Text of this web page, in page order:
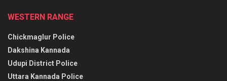
WESTERN RANGE
Chickmaglur Police
Dakshina Kannada
Udupi District Police
Uttara Kannada Police